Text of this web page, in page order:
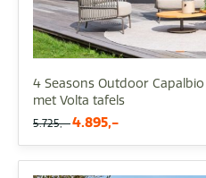
4 Seasons Outdoor
met Volta tafels
5.725,- 4.895,-